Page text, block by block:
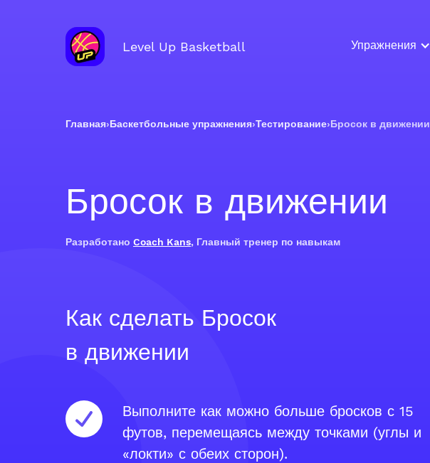
Level Up Basketball Упражнения
Главная›Баскетбольные упражнения›Тестирование›Бросок в движении
Бросок в движении
Разработано Coach Kans, Главный тренер по навыкам
Как сделать Бросок
в движении
Выполните как можно больше бросков с 15
футов, перемещаясь между точками (углы и
«локти» с обеих сторон).